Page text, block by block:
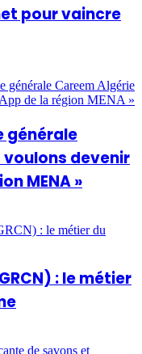
pour vaincre
générale
voulons devenir
MENA »
: le métier